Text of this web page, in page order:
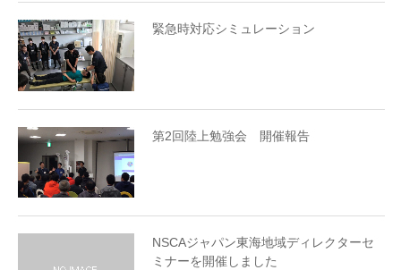
緊急時対応シミュレーション
第2回陸上勉強会 開催報告
NSCAジャパン東海地域ディレクターセ
ミナーを開催しました